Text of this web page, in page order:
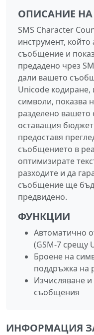
ОПИСАНИЕ
SMS Character
инструмент,
съобщение и
предадено чрез
дали вашето
Unicode
символи, показва
разделено
оставащия
предоставя
съобщението в
оптимизирате
разходите и да
съобщение ще
предвидено.
ФУНКЦИИ
Автоматично
(GSM-7 срещу
Броене на
поддръжка на
Изчисляване и
съобщения
ИНФОРМАЦИЯ